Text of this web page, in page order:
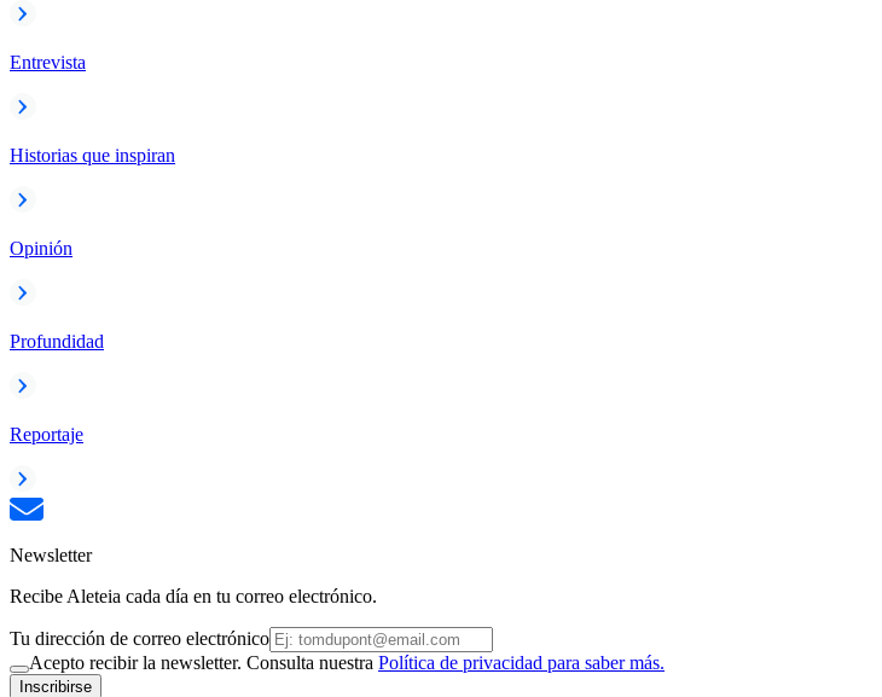
Entrevista
Historias que inspiran
Opinión
Profundidad
Reportaje
Newsletter
Recibe Aleteia cada día en tu correo electrónico.
Tu dirección de correo electrónico
Acepto recibir la newsletter. Consulta nuestra Política de privacidad para saber más.
Inscribirse